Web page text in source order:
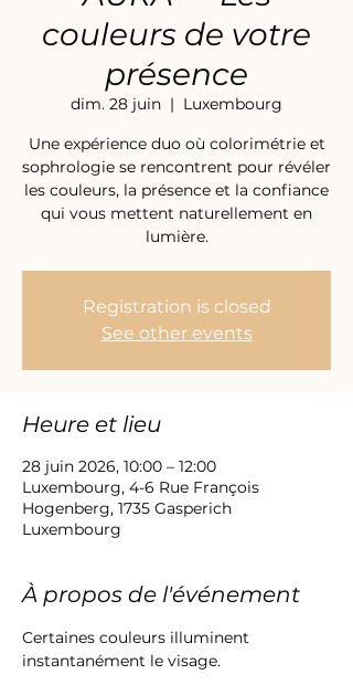
couleurs de votre
présence
dim. 28 juin
  |
Luxembourg
Une expérience duo où colorimétrie et
sophrologie se rencontrent pour révéler
les couleurs, la présence et la confiance
qui vous mettent naturellement en
lumière.
Registration is closed
See other events
Heure et lieu
28 juin 2026, 10:00 – 12:00
Luxembourg, 4-6 Rue François
Hogenberg, 1735 Gasperich
Luxembourg
À propos de l'événement
Certaines couleurs illuminent
instantanément le visage.